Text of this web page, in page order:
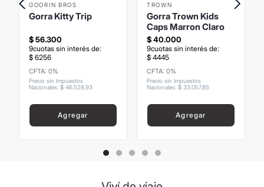
GOORIN BROS
Gorra Kitty Trip
$56.300
9cuotas sin interés de:
$ 6256
CFTA: 0%
Precio sin Impuestos
Nacionales: $ 4652893
Agregar
TROWN
Gorra Trown Kids
Caps Marron Claro
$40.000
9cuotas sin interés de:
$ 4445
CFTA: 0%
Precio sin Impuestos
Nacionales: $ 33057,85
Agregar